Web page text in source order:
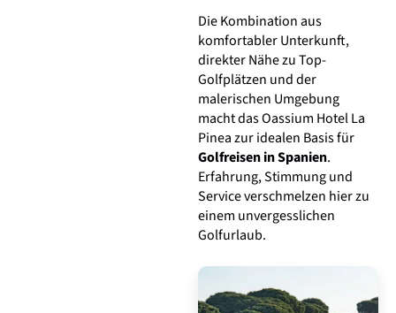
Die Kombination aus
komfortabler Unterkunft,
direkter Nähe zu Top-
Golfplätzen und der
malerischen Umgebung
macht das Oassium Hotel La
Pinea zur idealen Basis für
Golfreisen in Spanien.
Erfahrung, Stimmung und
Service verschmelzen hier zu
einem unvergesslichen
Golfurlaub.